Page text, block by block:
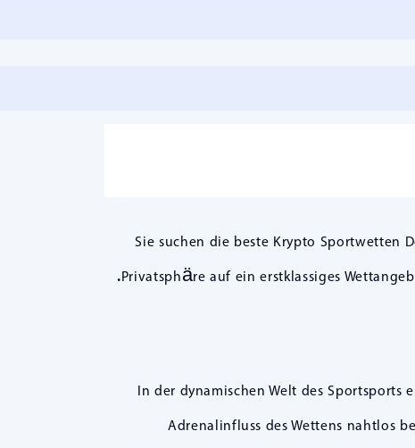
Sie suchen die beste Krypto Sportwetten
Privatsphäre auf ein erstklassiges
In der dynamischen Welt des
Adrenalinfluss des Wettens nahtlos